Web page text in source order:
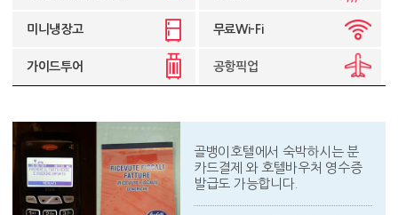
미니냉장고 무료Wi-Fi
가이드투어 공항픽업
골뱅이호텔에서 숙박하시는 분
카드결제 와 호텔바우처 영수증
발급도 가능합니다.